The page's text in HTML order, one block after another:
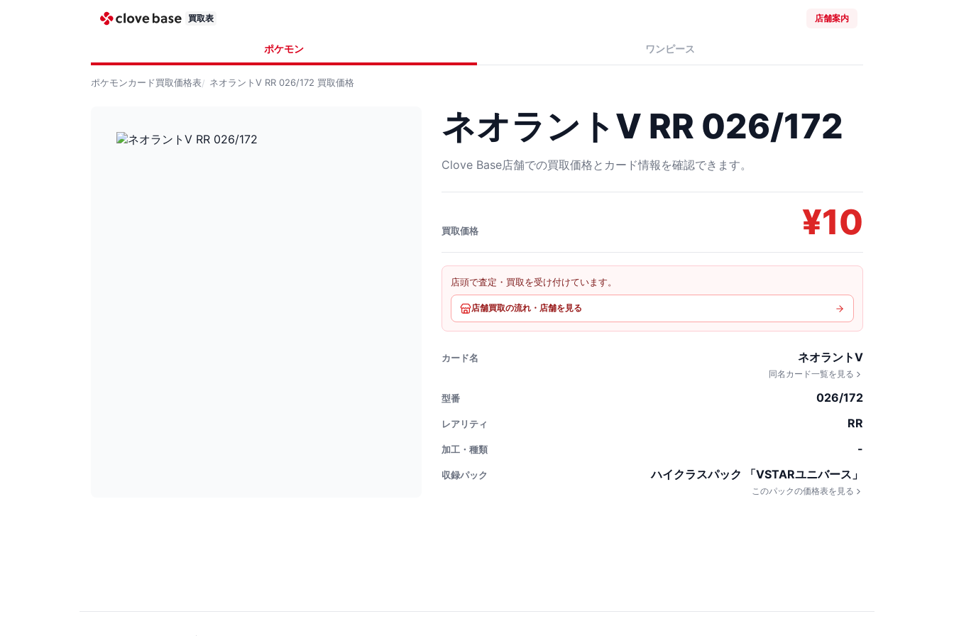
買取表 店舗案内
ポケモン ワンピース
ポケモンカード買取価格表 ネオラントV RR 026/172 買取価格
ネオラントV RR 026/172
Clove Base店舗での買取価格とカード情報を確認できます。
買取価格 ¥10
店頭で査定・買取を受け付けています。
店舗買取の流れ・店舗を見る
カード名 ネオラントV
同名カード一覧を見る
型番 026/172
レアリティ RR
加工・種類 -
収録パック ハイクラスパック 「VSTARユニバース」
このパックの価格表を見る